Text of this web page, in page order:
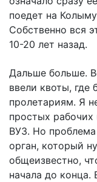
поедет на
Собственно вся
10-20 лет назад.
Дальше больше.
ввели квоты, где
пролетариям. Я
простых рабочих
ВУЗ. Но
орган, который
общеизвестно,
начала до конца.